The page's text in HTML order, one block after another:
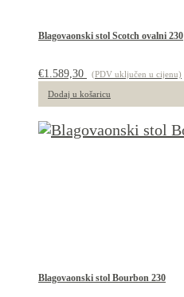
Blagovaonski stol Scotch ovalni 230
€1.589,30 (PDV uključen u cijenu)
Dodaj u košaricu
Blagovaonski stol Bourbon 230